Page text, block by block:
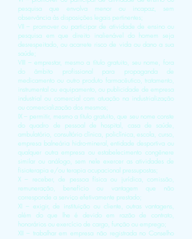
pesquisa que envolva menor ou incapaz, sem
observância às disposições legais pertinentes;
VII – promover ou participar de atividade de ensino ou
pesquisa em que direito inalienável do homem seja
desrespeitado, ou acarrete risco de vida ou dano a sua
saúde;
VIII – emprestar, mesmo a título gratuito, seu nome, fora
do âmbito profissional para propaganda de
medicamento ou outro produto farmacêutico, tratamento,
instrumental ou equipamento, ou publicidade de empresa
industrial ou comercial com atuação na industrialização
ou comercialização dos mesmos;
IX – permitir, mesmo a título gratuito, que seu nome conste
do quadro de pessoal de hospital, casa de saúde,
ambulatório, consultório clínica, policlínica, escola, curso,
empresa balneária hidro-mineral, entidade desportiva ou
qualquer outra empresa ou estabelecimento congênere
similar ou análogo, sem nele exercer as atividades de
fisioterapia e/ou terapia ocupacional pressupostas;
X – receber, de pessoa física ou jurídica, comissão,
remuneração, benefício ou vantagem que não
corresponde a serviço efetivamente prestado;
XI – exigir, de instituição ou cliente, outras vantagens,
além do que lhe é devido em razão de contrato,
honorários ou exercício de cargo, função ou emprego;
XII – trabalhar em empresa não registrada no Conselho